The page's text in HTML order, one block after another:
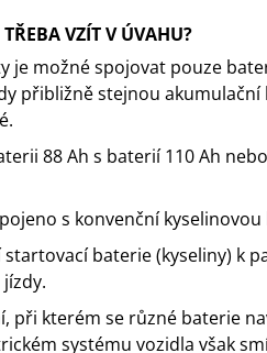
VZÍT V ÚVAHU?
je možné spojovat pouze
přibližně stejnou akumulační
88 Ah s baterií 110 Ah
s konvenční
baterie (kyseliny) k
při kterém se různé baterie
systému vozidla však